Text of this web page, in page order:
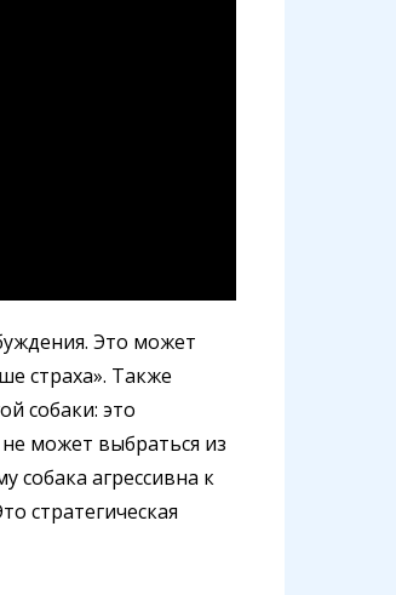
Это может
страха». Также
собаки: это
может выбраться из
собака агрессивна к
стратегическая